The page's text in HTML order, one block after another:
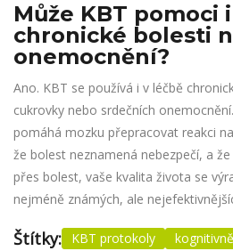
Může KBT pomoci
chronické bolesti
onemocnění?
Ano. KBT se používá i v léčbě
cukrovky nebo srdečních
pomáhá mozku přepracovat reakci
že bolest neznamená nebezpečí, a
přes bolest, vaše kvalita života se
nejméně známých, ale
Štítky: KBT protokoly